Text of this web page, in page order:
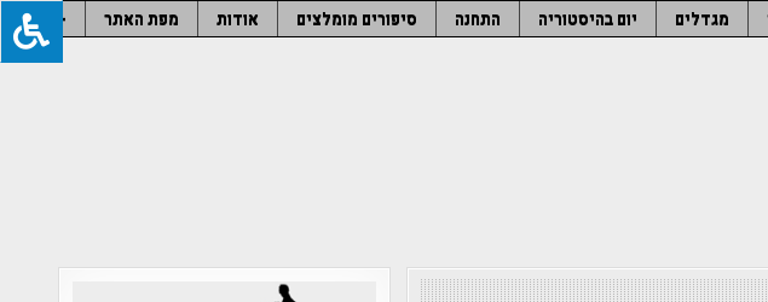
מגדלים יום בהיסטוריה התחנה סיפורים מומלצים אודות מפת האתר –